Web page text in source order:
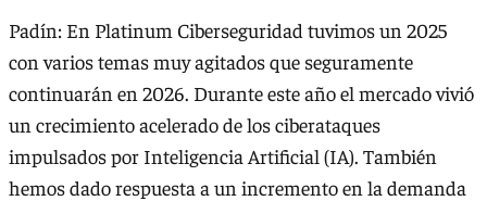
Padín: En Platinum Ciberseguridad tuvimos un 2025
con varios temas muy agitados que seguramente
continuarán en 2026. Durante este año el mercado vivió
un crecimiento acelerado de los ciberataques
impulsados por Inteligencia Artificial (IA). También
hemos dado respuesta a un incremento en la demanda